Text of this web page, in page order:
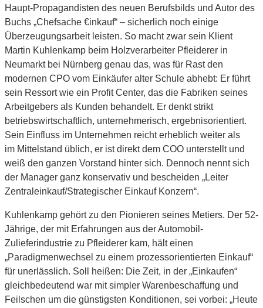
Haupt-Propagandisten des neuen Berufsbilds und Autor des
Buchs „Chefsache €inkauf“ – sicherlich noch einige
Überzeugungsarbeit leisten. So macht zwar sein Klient
Martin Kuhlenkamp beim Holzverarbeiter Pfleiderer in
Neumarkt bei Nürnberg genau das, was für Rast den
modernen CPO vom Einkäufer alter Schule abhebt: Er führt
sein Ressort wie ein Profit Center, das die Fabriken seines
Arbeitgebers als Kunden behandelt. Er denkt strikt
betriebswirtschaftlich, unternehmerisch, ergebnisorientiert.
Sein Einfluss im Unternehmen reicht erheblich weiter als
im Mittelstand üblich, er ist direkt dem COO unterstellt und
weiß den ganzen Vorstand hinter sich. Dennoch nennt sich
der Manager ganz konservativ und bescheiden „Leiter
Zentraleinkauf/Strategischer Einkauf Konzern“.
Kuhlenkamp gehört zu den Pionieren seines Metiers. Der 52-
Jährige, der mit Erfahrungen aus der Automobil-
Zulieferindustrie zu Pfleiderer kam, hält einen
„Paradigmenwechsel zu einem prozessorientierten Einkauf“
für unerlässlich. Soll heißen: Die Zeit, in der „Einkaufen“
gleichbedeutend war mit simpler Warenbeschaffung und
Feilschen um die günstigsten Konditionen, sei vorbei: „Heute